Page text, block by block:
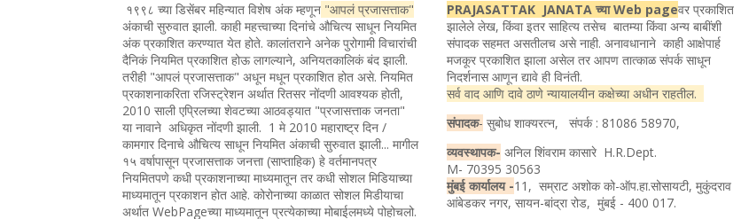
१९९८ च्या डिसेंबर महिन्यात विशेष अंक म्हणून "आपलं प्रजासत्ताक"
अंकाची सुरुवात झाली. काही महत्त्वाच्या दिनांचे औचित्य साधून नियमित
अंक प्रकाशित करण्यात येत होते. कालांतराने अनेक पुरोगामी विचारांची
दैनिकं नियमित प्रकाशित होऊ लागल्याने, अनियतकालिकं बंद झाली.
तरीही "आपलं प्रजासत्ताक" अधून मधून प्रकाशित होत असे. नियमित
प्रकाशनाकरिता रजिस्ट्रेशन अर्थात रितसर नोंदणी आवश्यक होती,
2010 साली एप्रिलच्या शेवटच्या आठवड्यात "प्रजासत्ताक जनता"
या नावाने अधिकृत नोंदणी झाली. 1 मे 2010 महाराष्ट्र दिन /
कामगार दिनाचे औचित्य साधून नियमित अंकाची सुरुवात झाली... मागील
१५ वर्षापासून प्रजासत्ताक जनत्ता (साप्ताहिक) हे वर्तमानपत्र
नियमितपणे कधी प्रकाशनाच्या माध्यमातून तर कधी सोशल मिडियाच्या
माध्यमातून प्रकाशन होत आहे. कोरोनाच्या काळात सोशल मिडीयाचा
अर्थात WebPageच्या माध्यमातून प्रत्येकाच्या मोबाईलमध्ये पोहोचलो.
PRAJASATTAK JANATA च्या Web pageवर प्रकाशित
झालेले लेख, किंवा इतर साहित्य तसेच बातम्या किंवा अन्य बाबींशी
संपादक सहमत असतीलच असे नाही. अनावधानाने काही आक्षेपार्ह
मजकूर प्रकाशित झाला असेल तर आपण तात्काळ संपर्क साधून
निदर्शनास आणून द्यावे ही विनंती.
सर्व वाद आणि दावे ठाणे न्यायालयीन कक्षेच्या अधीन राहतील.
संपादक- सुबोध शाक्यरत्न, संपर्क : 81086 58970,
व्यवस्थापक- अनिल शिंवराम कासारे H.R.Dept.
M- 70395 30563
मुंबई कार्यालय -11, सम्राट अशोक को-ऑप.हा.सोसायटी, मुकुंदराव
आंबेडकर नगर, सायन-बांद्रा रोड, मुंबई - 400 017.